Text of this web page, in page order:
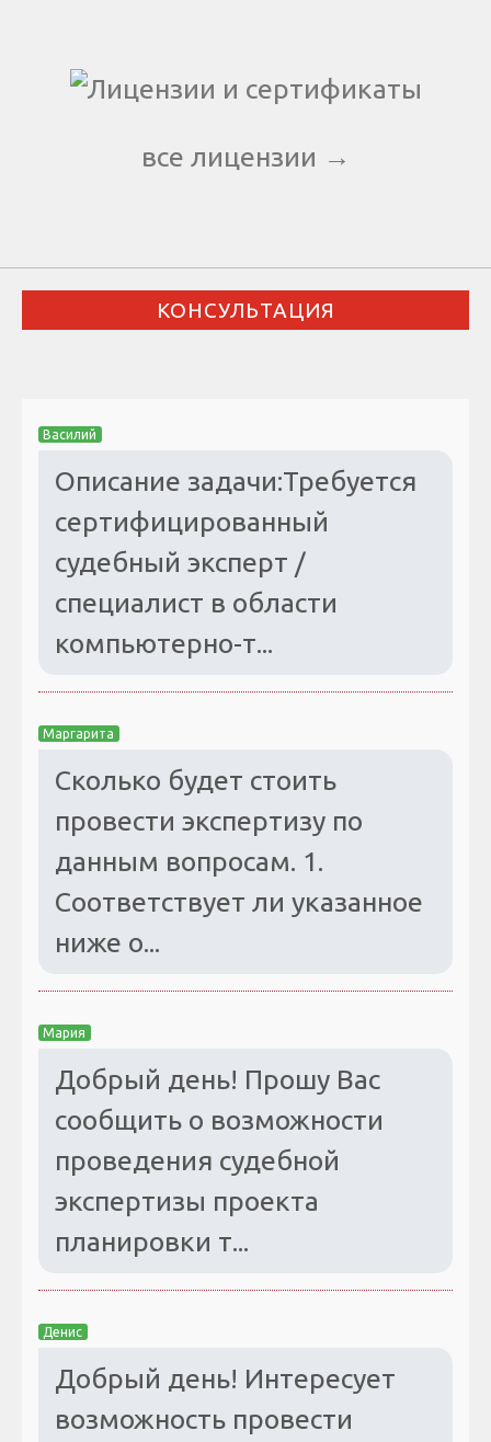
все лицензии →
КОНСУЛЬТАЦИЯ
Василий
Описание задачи:Требуется
сертифицированный
судебный эксперт /
специалист в области
компьютерно-т...
Маргарита
Сколько будет стоить
провести экспертизу по
данным вопросам. 1.
Соответствует ли указанное
ниже о...
Мария
Добрый день! Прошу Вас
сообщить о возможности
проведения судебной
экспертизы проекта
планировки т...
Денис
Добрый день! Интересует
возможность провести